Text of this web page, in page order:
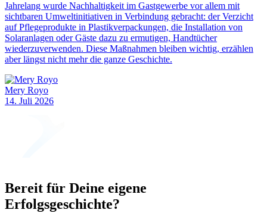
Jahrelang wurde Nachhaltigkeit im Gastgewerbe vor allem mit
sichtbaren Umweltinitiativen in Verbindung gebracht: der Verzicht
auf Pflegeprodukte in Plastikverpackungen, die Installation von
Solaranlagen oder Gäste dazu zu ermutigen, Handtücher
wiederzuverwenden. Diese Maßnahmen bleiben wichtig, erzählen
aber längst nicht mehr die ganze Geschichte.
Mery Royo
14. Juli 2026
Bereit für Deine eigene
Erfolgsgeschichte?